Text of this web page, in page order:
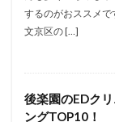
するのがおススメで
文京区の […]
後楽園のEDク
ングTOP10！